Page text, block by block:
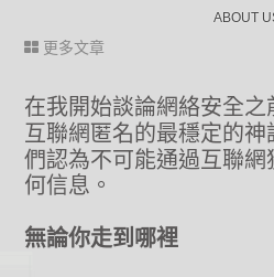
ABOUT
更多文章
在我開始談論網絡安全
互聯網匿名的最穩定的
們認為不可能通過互聯
何信息。
無論你走到哪裡